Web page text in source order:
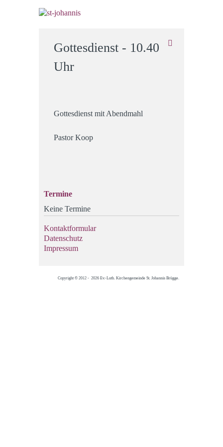
Gottesdienst - 10.40
Uhr
Gottesdienst mit Abendmahl
Pastor Koop
Termine
Keine Termine
Kontaktformular
Datenschutz
Impressum
Copyright © 2012 - 2026 Ev.-Luth. Kirchengemeinde St. Johannis Brügge.